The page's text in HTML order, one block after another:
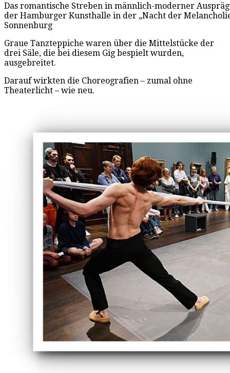
Das romantische Streben in männlich-moderner
der Hamburger Kunsthalle in der „Nacht der
Sonnenburg
Graue Tanzteppiche waren über die Mittelstücke der
drei Säle, die bei diesem Gig bespielt wurden,
ausgebreitet.
Darauf wirkten die Choreografien – zumal ohne
Theaterlicht – wie neu.